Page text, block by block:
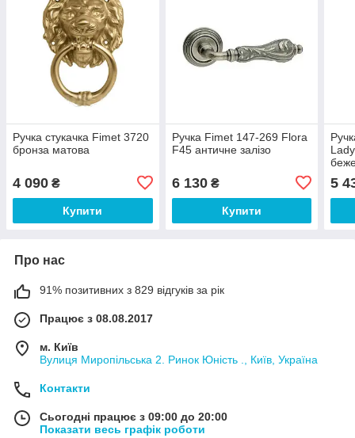
Ручка стукачка Fimet 3720
бронза матова
4 090 ₴
Купити
Ручка Fimet 147-269 Flora
F45 античне залізо
6 130₴
Купити
5
Про нас
91% позитивних з 829 відгуків за рік
Працює з 08.08.2017
м. Київ
Вулиця Миропільська 2. Ринок Юність ., Київ, Україна
Контакти
Сьогодні працює з 09:00 до 20:00
Показати весь графік роботи